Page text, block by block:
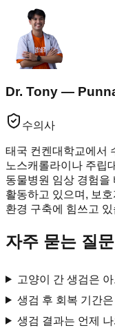
Dr. Tony —
수의사
태국 컨켄대학교에서
노스캐롤라이나 주립
동물병원 임상 경험을
활동하고 있으며, 보
환경 구축에 힘쓰고
자주 묻는 질문
고양이 간 생검은
생검 후 회복 기간
생검 결과는 언제